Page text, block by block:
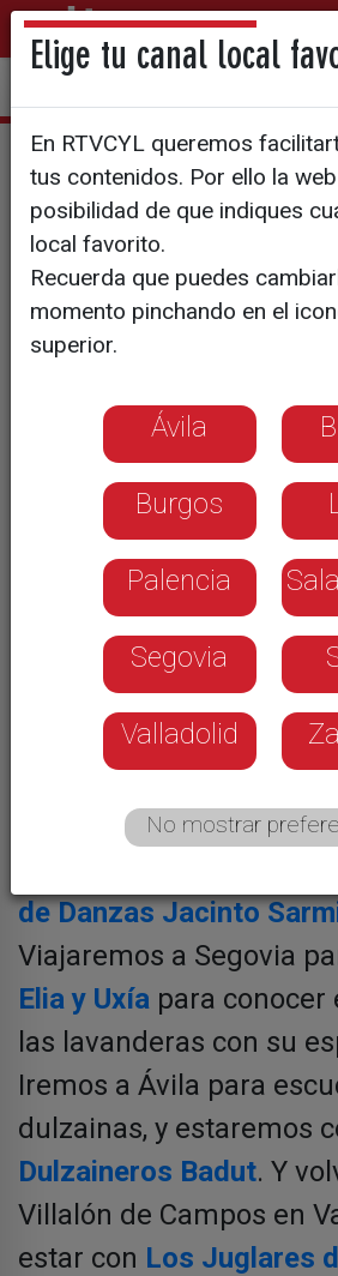
Con la música a todas
T26/E17
En el primer programa
acercaremos a Burgos,
de Danzas Jacinto
Viajaremos a Segovia
Elia y Uxía para conocer
las lavanderas con su
Iremos a Ávila para
dulzainas, y estaremos
Dulzaineros Badut. Y
Villalón de Campos en
estar con Los Juglares
Elige tu canal local
En RTVCYL queremos
tus contenidos. Por ello la
posibilidad de que indiques
local favorito.
Recuerda que puedes
momento pinchando en el
superior.
Ávila
Burgos
Palencia
Segovia
Valladolid
No mostrar